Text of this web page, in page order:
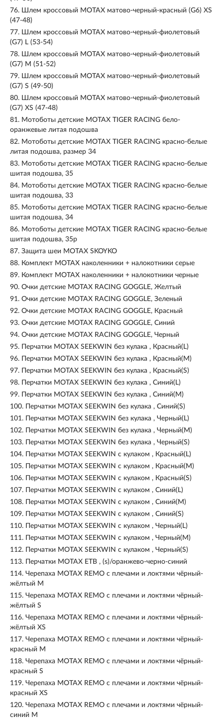
76. Шлем кроссовый MOTAX матово-черный-красный (G6) XS
(47-48)
77. Шлем кроссовый MOTAX матово-черный-фиолетовый
(G7) L (53-54)
78. Шлем кроссовый MOTAX матово-черный-фиолетовый
(G7) M (51-52)
79. Шлем кроссовый MOTAX матово-черный-фиолетовый
(G7) S (49-50)
80. Шлем кроссовый MOTAX матово-черный-фиолетовый
(G7) XS (47-48)
81. Мотоботы детские MOTAX TIGER RACING бело-
оранжевые литая подошва
82. Мотоботы детские MOTAX TIGER RACING красно-белые
литая подошва, размер 34
83. Мотоботы детские MOTAX TIGER RACING красно-белые
шитая подошва, 35
84. Мотоботы детские MOTAX TIGER RACING красно-белые
шитая подошва, 33
85. Мотоботы детские MOTAX TIGER RACING красно-белые
шитая подошва, 34
86. Мотоботы детские MOTAX TIGER RACING красно-белые
шитая подошва, 35р
87. Защита шеи MOTAX SKOYKO
88. Комплект MOTAX наколенники + налокотники серые
89. Комплект MOTAX наколенники + налокотники черные
90. Очки детские MOTAX RACING GOGGLE, Желтый
91. Очки детские MOTAX RACING GOGGLE, Зеленый
92. Очки детские MOTAX RACING GOGGLE, Красный
93. Очки детские MOTAX RACING GOGGLE, Синий
94. Очки детские MOTAX RACING GOGGLE, Черный
95.
Перчатки MOTAX SEEKWIN без кулака , Красный(L)
96.
Перчатки MOTAX SEEKWIN без кулака , Красный(M)
97.
Перчатки MOTAX SEEKWIN без кулака , Красный(S)
98.
Перчатки MOTAX SEEKWIN без кулака , Синий(L)
99.
Перчатки MOTAX SEEKWIN без кулака , Синий(M)
100.
Перчатки MOTAX SEEKWIN без кулака , Синий(S)
101.
Перчатки MOTAX SEEKWIN без кулака , Черный(L)
102.
Перчатки MOTAX SEEKWIN без кулака , Черный(M)
103.
Перчатки MOTAX SEEKWIN без кулака , Черный(S)
104.
Перчатки MOTAX SEEKWIN с кулаком , Красный(L)
105.
Перчатки MOTAX SEEKWIN с кулаком , Красный(M)
106.
Перчатки MOTAX SEEKWIN с кулаком , Красный(S)
107.
Перчатки MOTAX SEEKWIN с кулаком , Синий(L)
108.
Перчатки MOTAX SEEKWIN с кулаком , Синий(M)
109.
Перчатки MOTAX SEEKWIN с кулаком , Синий(S)
110.
Перчатки MOTAX SEEKWIN с кулаком , Черный(L)
111.
Перчатки MOTAX SEEKWIN с кулаком , Черный(M)
112.
Перчатки MOTAX SEEKWIN с кулаком , Черный(S)
113.
Перчатки MOTAX ЕТВ , (s)/оранжево-черно-синий
114. Черепаха MOTAX REMO с плечами и локтями чёрный-
жёлтый M
115. Черепаха MOTAX REMO с плечами и локтями чёрный-
жёлтый S
116. Черепаха MOTAX REMO с плечами и локтями чёрный-
жёлтый XS
117. Черепаха MOTAX REMO с плечами и локтями чёрный-
красный M
118. Черепаха MOTAX REMO с плечами и локтями чёрный-
красный S
119. Черепаха MOTAX REMO с плечами и локтями чёрный-
красный XS
120. Черепаха MOTAX REMO с плечами и локтями чёрный-
синий M